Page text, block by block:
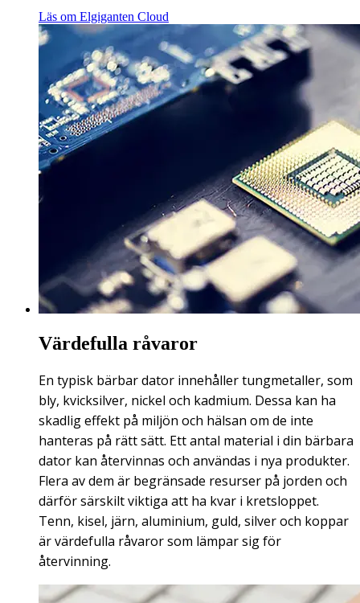
Läs om Elgiganten Cloud
Värdefulla råvaror
En typisk bärbar dator innehåller tungmetaller, som
bly, kvicksilver, nickel och kadmium. Dessa kan ha
skadlig effekt på miljön och hälsan om de inte
hanteras på rätt sätt. Ett antal material i din bärbara
dator kan återvinnas och användas i nya produkter.
Flera av dem är begränsade resurser på jorden och
därför särskilt viktiga att ha kvar i kretsloppet.
Tenn, kisel, järn, aluminium, guld, silver och koppar
är värdefulla råvaror som lämpar sig för
återvinning.